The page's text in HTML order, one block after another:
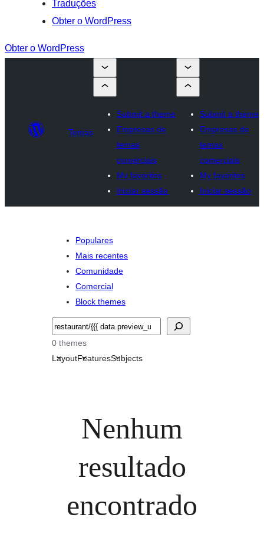
Traduções
Obter o WordPress
Obter o WordPress
Temas
Submit a theme
Empresas de
temas
comerciais
My favorites
Iniciar sessão
Submit a theme
Empresas de
temas
comerciais
My favorites
Iniciar sessão
Populares
Mais recentes
Comunidade
Comercial
Block themes
Pesquisar
0 themes
LayoutFeaturesSubjects
Nenhum
resultado
encontrado